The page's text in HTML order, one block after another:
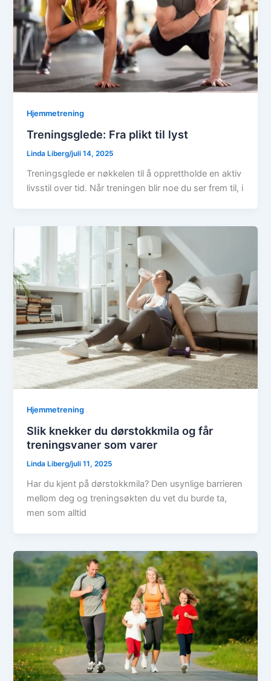
Hjemmetrening
Treningsglede: Fra plikt til lyst
Linda Liberg/juli 14, 2025
Treningsglede er nøkkelen til å opprettholde en aktiv
livsstil over tid. Når treningen blir noe du ser frem til, i
Hjemmetrening
Slik knekker du dørstokkmila og får
treningsvaner som varer
Linda Liberg/juli 11, 2025
Har du kjent på dørstokkmila? Den usynlige barrieren
mellom deg og treningsøkten du vet du burde ta,
men som alltid